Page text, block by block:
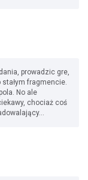
prowadzic gre,
stałym fragmencie.
No ale
chociaż coś